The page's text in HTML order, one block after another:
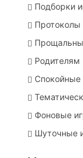
Подборки
Протоколы
Родителям
Спокойные
Фоновые
Шуточные